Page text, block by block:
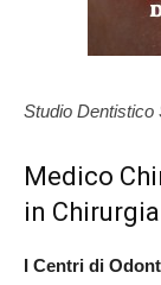
Studio Dentistico
Medico
in
I Centri di